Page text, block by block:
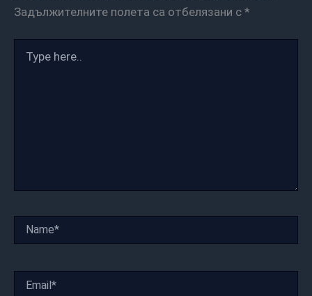
Задължителните полета са отбелязани с *
here..